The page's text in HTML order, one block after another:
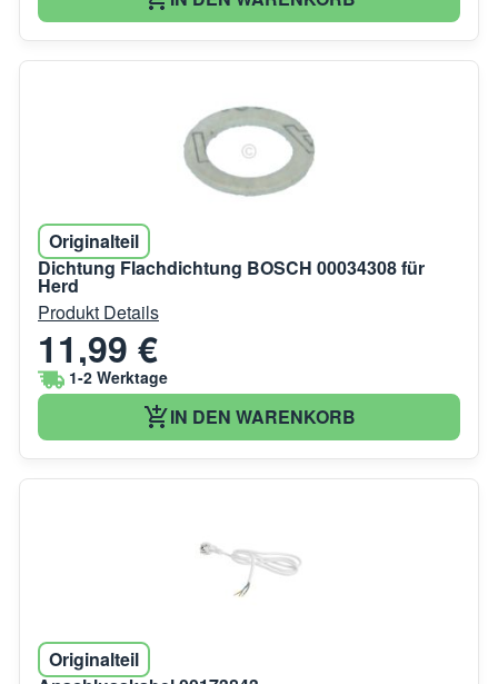
Originalteil
Dichtung Flachdichtung BOSCH 00034308 für
Herd
Produkt Details
11,99 €
1-2 Werktage
IN DEN WARENKORB
Originalteil